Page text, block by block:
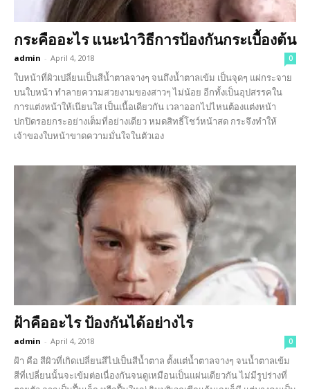
กระคืออะไร แนะนำวิธีการป้องกันกระเบื้องต้น
admin - April 4, 2018 0
ใบหน้าที่ผิวเปลี่ยนเป็นสีน้ำตาลจางๆ จนถึงน้ำตาลเข้ม เป็นจุดๆ แผ่กระจาย
บนใบหน้า ทำลายความสวยงามของสาวๆ ไม่น้อย อีกทั้งเป็นอุปสรรคใน
การแต่งหน้าให้เนียนใส เป็นเนื้อเดียวกัน เวลาออกไปไหนต้องแต่งหน้า
ปกปิดรอยกระอย่างเต็มที่อย่างเดียว หมดสิทธิ์โชว์หน้าสด กระจึงทำให้
เจ้าของใบหน้าขาดความมั่นใจในตัวเอง
ฝ้าคืออะไร ป้องกันได้อย่างไร
admin - April 4, 2018 0
ฝ้า คือ สีผิวที่เกิดเปลี่ยนสีไปเป็นสีน้ำตาล ตั้งแต่น้ำตาลจางๆ จนน้ำตาลเข้ม
สีที่เปลี่ยนนั้นจะเข้มต่อเนื่องกันจนดูเหมือนเป็นแผ่นเดียวกัน ไม่มีรูปร่างที่